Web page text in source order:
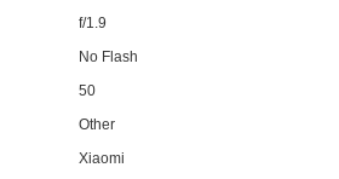
f/1.9
No Flash
50
Other
Xiaomi